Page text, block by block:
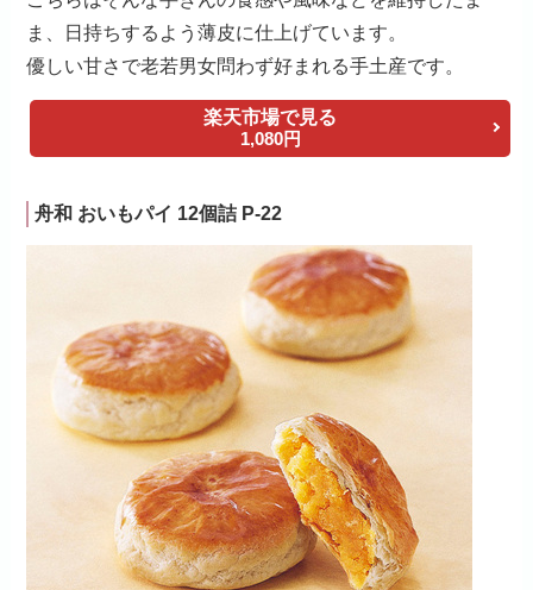
ま、日持ちするよう薄皮に仕上げています。
優しい甘さで老若男女問わず好まれる手土産です。
楽天市場で見る
1,080円
舟和 おいもパイ 12個詰 P-22